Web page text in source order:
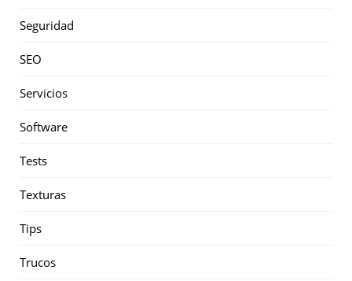
Seguridad
SEO
Servicios
Software
Tests
Texturas
Tips
Trucos